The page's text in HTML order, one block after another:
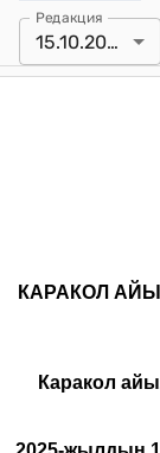
Редакция
15.10.2025